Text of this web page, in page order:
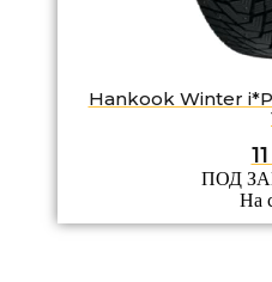
Hankook Winter
ПОД
На